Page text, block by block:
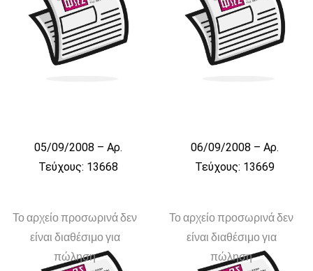
05/09/2008 – Αρ.
Τεύχους: 13668
06/09/2008 – Αρ.
Τεύχους: 13669
Το αρχείο προσωρινά δεν
είναι διαθέσιμο για
πώληση
Το αρχείο προσωρινά δεν
είναι διαθέσιμο για
πώληση